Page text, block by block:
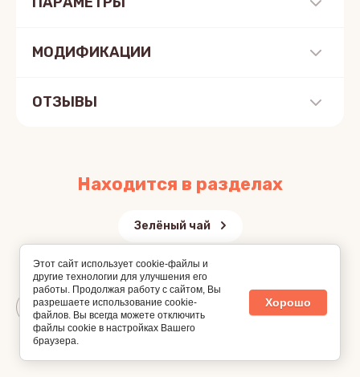
МОДИФИКАЦИИ
ОТЗЫВЫ
Находится в разделах
Зелёный чай
Назад
Этот сайт использует cookie-файлы и
другие технологии для улучшения его
работы. Продолжая работу с сайтом, Вы
разрешаете использование cookie-
файлов. Вы всегда можете отключить
файлы cookie в настройках Вашего
браузера.
Хорошо